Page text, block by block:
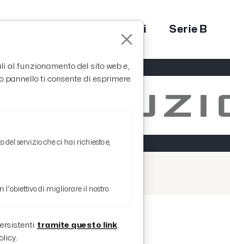
Coppa Teodori Serie B
al funzionamento del sito web e,
pannello ti consente di esprimere
servizio che ci hai richiesto e,
l'obiettivo di migliorare il nostro
tramite questo link.